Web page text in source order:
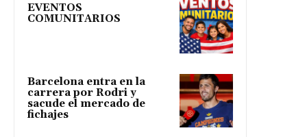
EVENTOS
COMUNITARIOS
Barcelona entra en la
carrera por Rodri y
sacude el mercado de
fichajes